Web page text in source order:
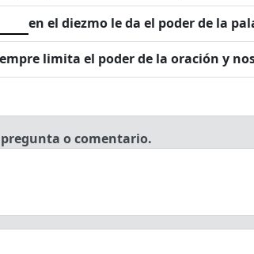
en el diezmo le da el poder de la
limita el poder de la oración y
o comentario.